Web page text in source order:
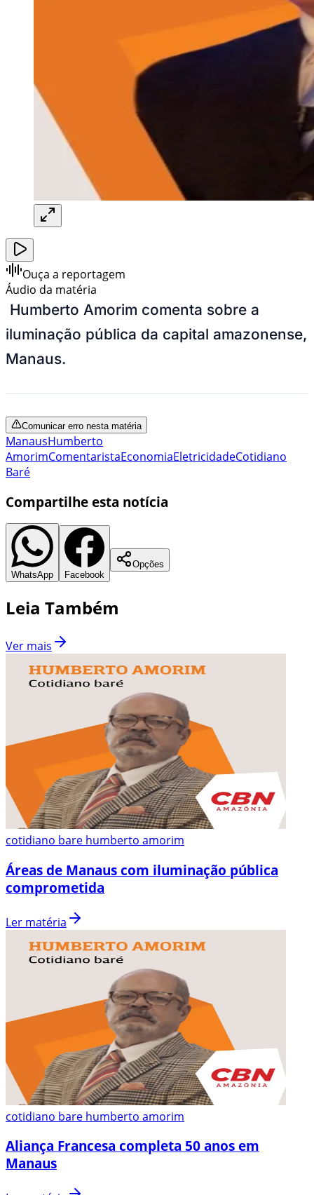
Ouça a reportagem
Áudio da matéria
Humberto Amorim comenta sobre a
iluminação pública da capital amazonense,
Manaus.
Comunicar erro nesta matéria
ManausHumberto
AmorimComentaristaEconomiaEletricidadeCotidiano
Baré
Compartilhe esta notícia
WhatsApp Facebook
Opções
Leia Também
Ver mais
cotidiano bare humberto amorim
Áreas de Manaus com iluminação pública
comprometida
Ler matéria
cotidiano bare humberto amorim
Aliança Francesa completa 50 anos em
Manaus